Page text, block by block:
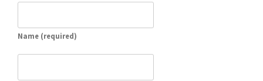
Name (required)